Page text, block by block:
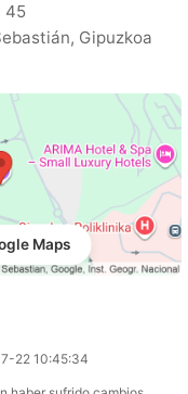
45
, Gipuzkoa
Maps
22 10:45:34